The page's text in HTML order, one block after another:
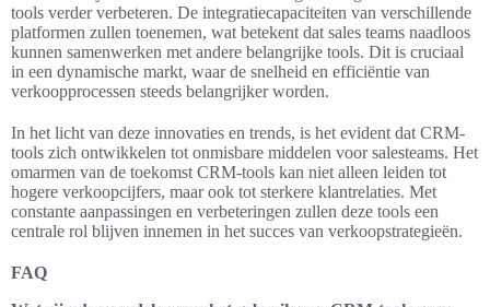
tools verder verbeteren. De integratiecapaciteiten van verschillende
platformen zullen toenemen, wat betekent dat sales teams naadloos
kunnen samenwerken met andere belangrijke tools. Dit is cruciaal
in een dynamische markt, waar de snelheid en efficiëntie van
verkoopprocessen steeds belangrijker worden.
In het licht van deze innovaties en trends, is het evident dat CRM-
tools zich ontwikkelen tot onmisbare middelen voor salesteams. Het
omarmen van de toekomst CRM-tools kan niet alleen leiden tot
hogere verkoopcijfers, maar ook tot sterkere klantrelaties. Met
constante aanpassingen en verbeteringen zullen deze tools een
centrale rol blijven innemen in het succes van verkoopstrategieën.
FAQ